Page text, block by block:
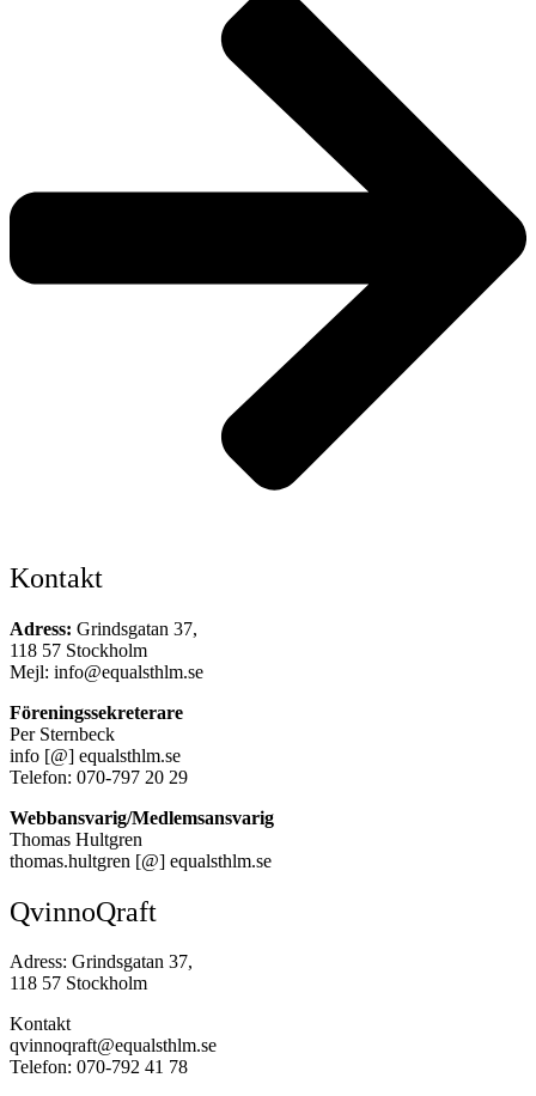
Kontakt
Adress: Grindsgatan 37,
118 57 Stockholm
Mejl: info@equalsthlm.se
Föreningssekreterare
Per Sternbeck
info [@] equalsthlm.se
Telefon: 070-797 20 29
Webbansvarig/Medlemsansvarig
Thomas Hultgren
thomas.hultgren [@] equalsthlm.se
QvinnoQraft
Adress: Grindsgatan 37,
118 57 Stockholm
Kontakt
qvinnoqraft@equalsthlm.se
Telefon: 070-792 41 78